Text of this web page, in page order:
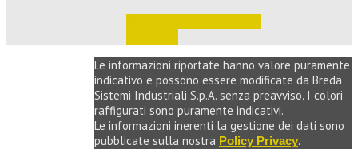
Le informazioni riportate hanno valore puramente
indicativo e possono essere modificate da Breda
Sistemi Industriali S.p.A. senza preavviso. I colori
raffigurati sono puramente indicativi.
Le informazioni inerenti la gestione dei dati sono
pubblicate sulla nostra Policy Privacy.